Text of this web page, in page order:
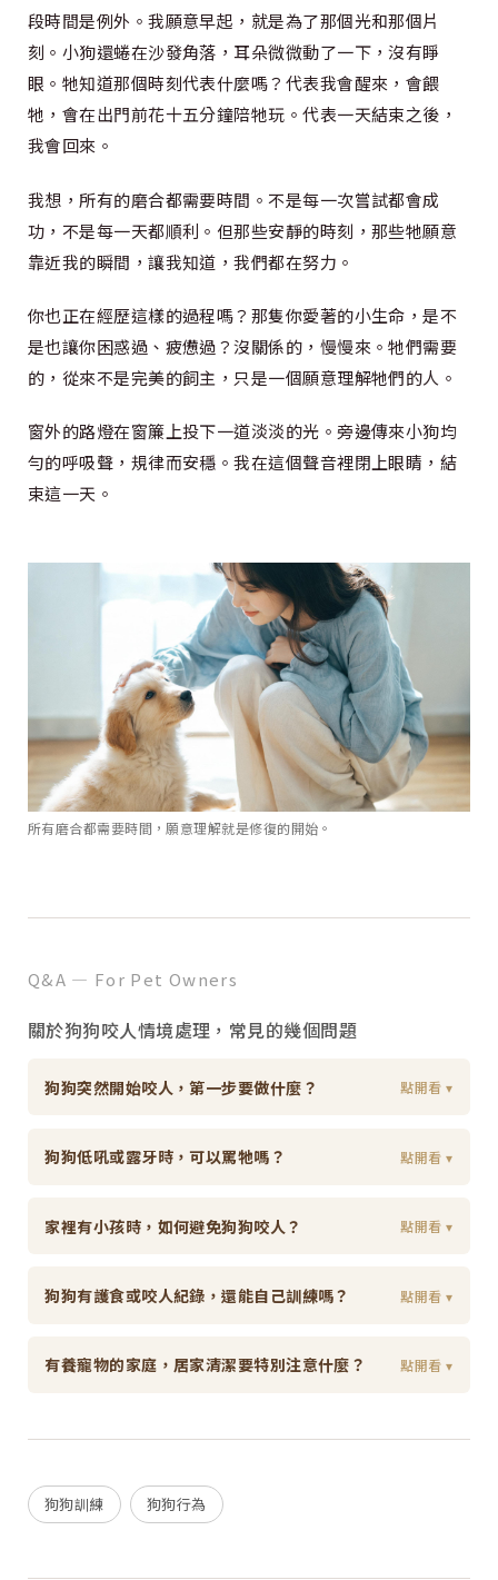
段時間是例外。我願意早起，就是為了那個光和那個片
刻。小狗還蜷在沙發角落，耳朵微微動了一下，沒有睜
眼。牠知道那個時刻代表什麼嗎？代表我會醒來，會餵
牠，會在出門前花十五分鐘陪牠玩。代表一天結束之後，
我會回來。
我想，所有的磨合都需要時間。不是每一次嘗試都會成
功，不是每一天都順利。但那些安靜的時刻，那些牠願意
靠近我的瞬間，讓我知道，我們都在努力。
你也正在經歷這樣的過程嗎？那隻你愛著的小生命，是不
是也讓你困惑過、疲憊過？沒關係的，慢慢來。牠們需要
的，從來不是完美的飼主，只是一個願意理解牠們的人。
窗外的路燈在窗簾上投下一道淡淡的光。旁邊傳來小狗均
勻的呼吸聲，規律而安穩。我在這個聲音裡閉上眼睛，結
束這一天。
所有磨合都需要時間，願意理解就是修復的開始。
Q&A — For Pet Owners
關於狗狗咬人情境處理，常見的幾個問題
狗狗突然開始咬人，第一步要做什麼？ 點開看 ▾
狗狗低吼或露牙時，可以罵牠嗎？ 點開看 ▾
家裡有小孩時，如何避免狗狗咬人？ 點開看 ▾
狗狗有護食或咬人紀錄，還能自己訓練嗎？ 點開看 ▾
有養寵物的家庭，居家清潔要特別注意什麼？ 點開看 ▾
狗狗訓練 狗狗行為